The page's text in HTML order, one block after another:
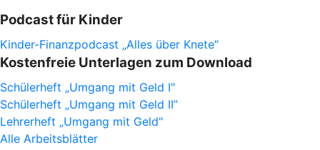
Podcast für Kinder
Kinder-Finanzpodcast „Alles über Knete“
Kostenfreie Unterlagen zum Download
Schülerheft „Umgang mit Geld I"
Schülerheft „Umgang mit Geld II”
Lehrerheft „Umgang mit Geld"
Alle Arbeitsblätter